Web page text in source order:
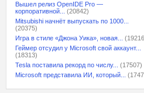
Вышел релиз OpenIDE Pro —
корпоративной...
(20842)
Mitsubishi начнёт выпускать по 1000...
(20375)
Игра в стиле «Джона Уика», новая...
Геймер отсудил у Microsoft свой аккаунт...
(18313)
Tesla поставила рекорд по числу...
(17507)
Microsoft представила ИИ, который...